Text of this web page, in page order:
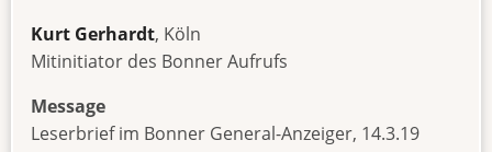
Kurt Gerhardt, Köln
Mitinitiator des Bonner Aufrufs
Message
Leserbrief im Bonner General-Anzeiger, 14.3.19